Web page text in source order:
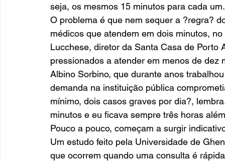
seja, os mesmos 15 minutos para cada um.
O problema é que nem sequer a ?regra?
médicos que atendem em dois minutos,
Lucchese, diretor da Santa Casa de
pressionados a atender em menos de
Albino Sorbino, que durante anos
demanda na instituição pública
mínimo, dois casos graves por dia?,
minutos e eu ficava sempre três horas
Pouco a pouco, começam a surgir
Um estudo feito pela Universidade de
que ocorrem quando uma consulta é